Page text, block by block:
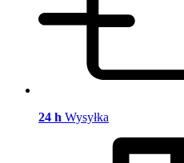
24 h Wysyłka